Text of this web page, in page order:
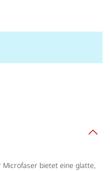
Microfaser bietet eine glatte,